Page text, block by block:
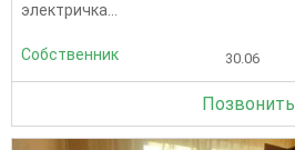
электричка...
Собственник 30.06
Позвонить